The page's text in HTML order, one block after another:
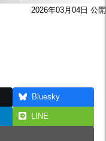
2026年03月04日 公開
Bluesky
LINE